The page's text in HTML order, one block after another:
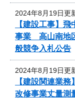
2024年8月19日更
【建設工事】
事業 高山南地
般競争入札公告
2024年8月19日更
【建設関連業
改修事業丈量測